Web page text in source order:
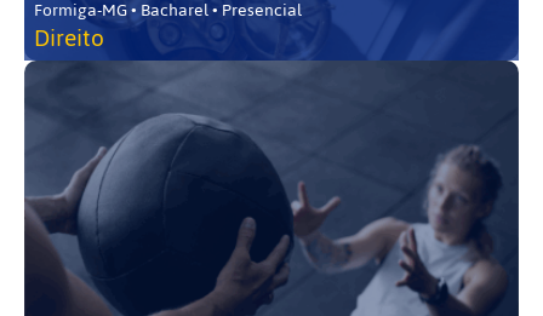
Formiga-MG • Bacharel • Presencial
Direito